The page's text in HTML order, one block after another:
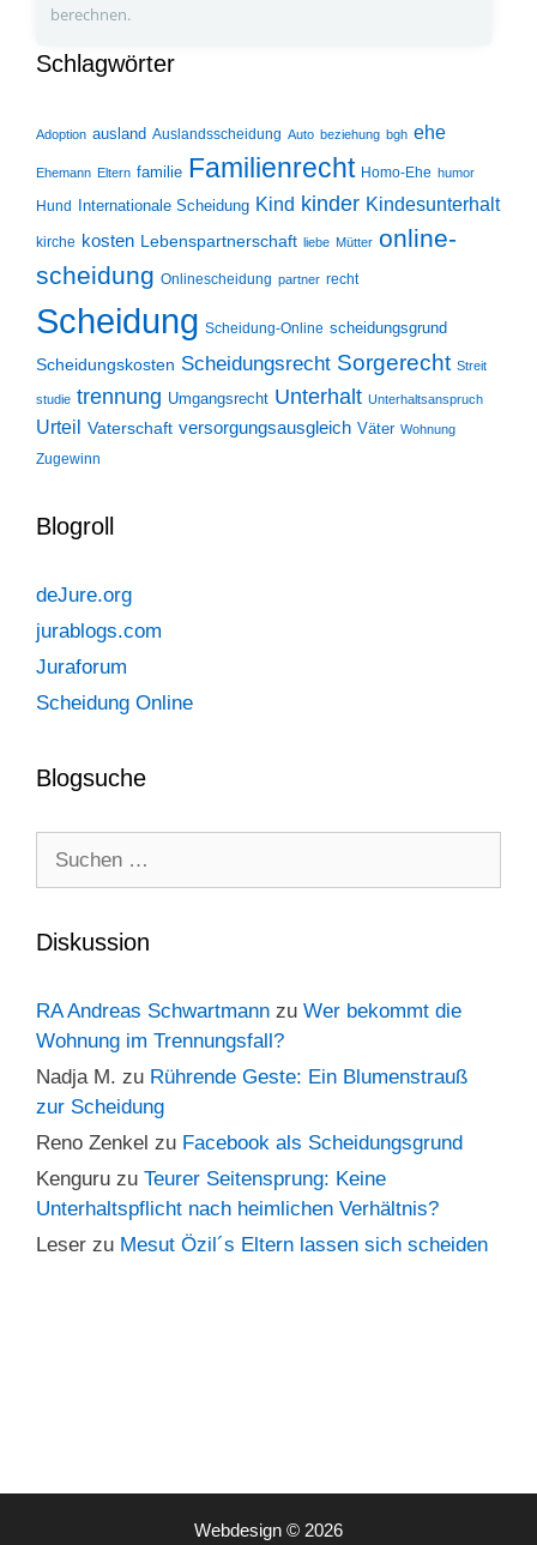
berechnen.
Schlagwörter
Adoption ausland Auslandsscheidung Auto beziehung bgh ehe
Ehemann Eltern familie Familienrecht Homo-Ehe humor
Hund Internationale Scheidung Kind kinder Kindesunterhalt
kirche kosten Lebenspartnerschaft liebe Mütter online-
scheidung Onlinescheidung partner recht
Scheidung Scheidung-Online scheidungsgrund
Scheidungskosten Scheidungsrecht Sorgerecht Streit
studie trennung Umgangsrecht Unterhalt Unterhaltsanspruch
Urteil Vaterschaft versorgungsausgleich Väter Wohnung
Zugewinn
Blogroll
deJure.org
jurablogs.com
Juraforum
Scheidung Online
Blogsuche
Diskussion
RA Andreas Schwartmann zu Wer bekommt die
Wohnung im Trennungsfall?
Nadja M. zu Rührende Geste: Ein Blumenstrauß
zur Scheidung
Reno Zenkel zu Facebook als Scheidungsgrund
Kenguru zu Teurer Seitensprung: Keine
Unterhaltspflicht nach heimlichen Verhältnis?
Leser zu Mesut Özil´s Eltern lassen sich scheiden
Webdesign © 2026